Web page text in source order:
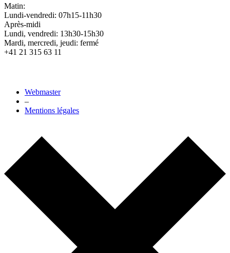
Matin:
Lundi-vendredi: 07h15-11h30
Après-midi
Lundi, vendredi: 13h30-15h30
Mardi, mercredi, jeudi: fermé
+41 21 315 63 11
Webmaster
–
Mentions légales